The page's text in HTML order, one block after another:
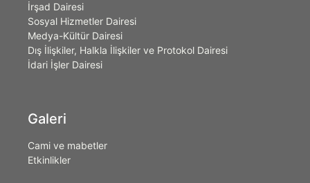
İrşad Dairesi
Sosyal Hizmetler Dairesi
Medya-Kültür Dairesi
Dış İlişkiler, Halkla İlişkiler ve Protokol Dairesi
İdari İşler Dairesi
Galeri
Cami ve mabetler
Etkinlikler